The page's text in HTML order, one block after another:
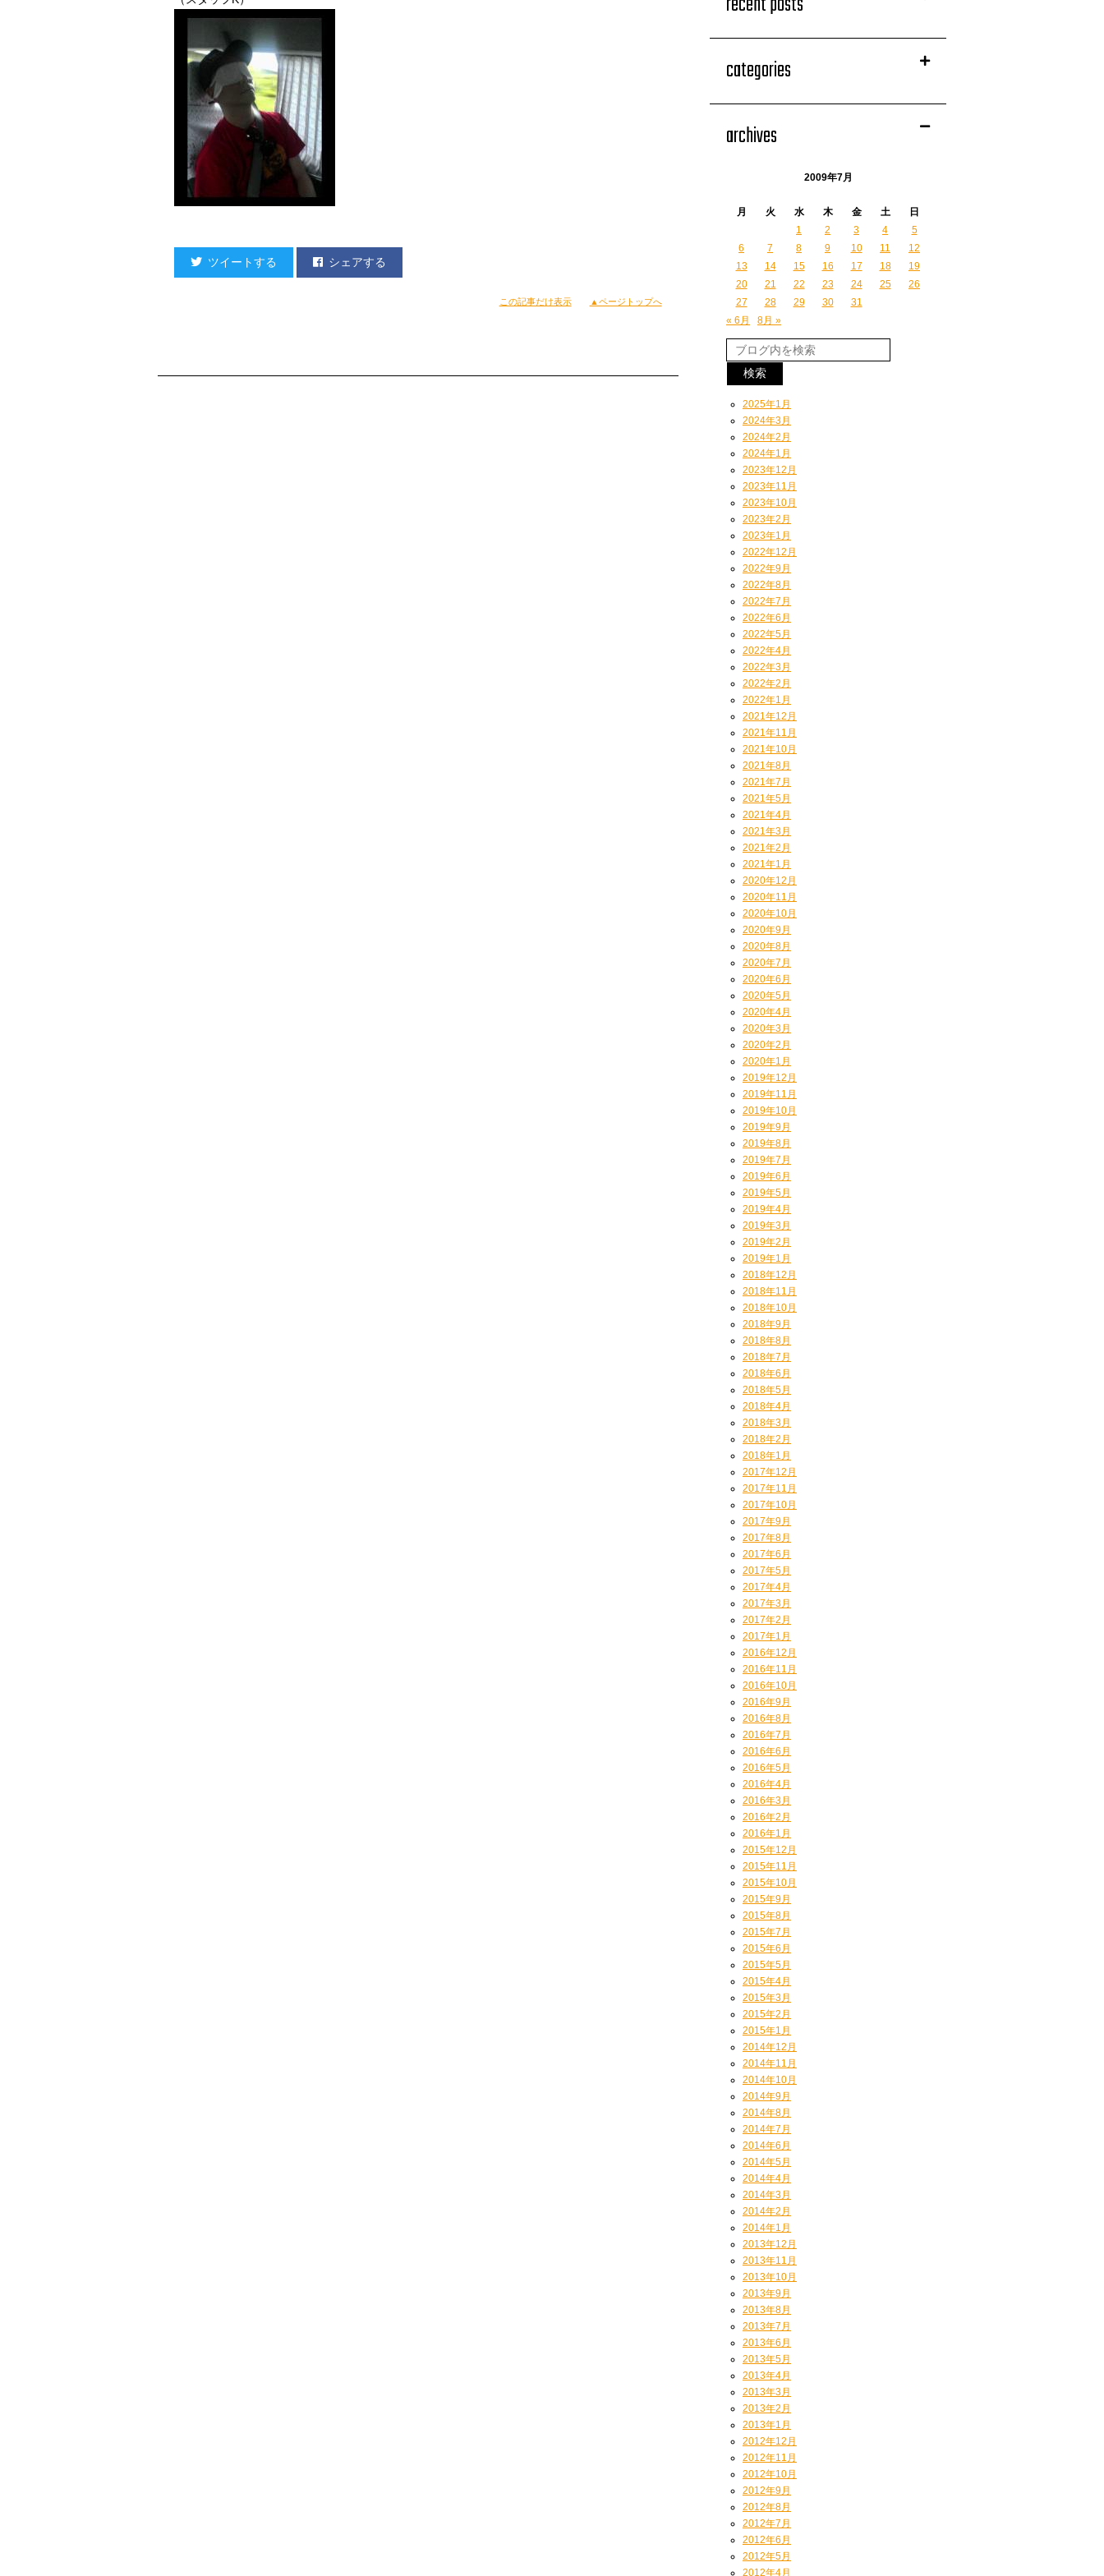
ツイートする シェアする
この記事だけ表示 ▲ページトップへ
categories
archives
2009年7月
月 火 水 木 金 土
日
1
2 3 4
5
6
7 8 9 10 11
12
13
14 15 16 17 18
19
20
21 22 23 24 25
26
27
28 29 30
31
« 6月
8月 »
2025年1月
2024年3月
2024年2月
2024年1月
2023年12月
2023年11月
2023年10月
2023年2月
2023年1月
2022年12月
2022年9月
2022年8月
2022年7月
2022年6月
2022年5月
2022年4月
2022年3月
2022年2月
2022年1月
2021年12月
2021年11月
2021年10月
2021年8月
2021年7月
2021年5月
2021年4月
2021年3月
2021年2月
2021年1月
2020年12月
2020年11月
2020年10月
2020年9月
2020年8月
2020年7月
2020年6月
2020年5月
2020年4月
2020年3月
2020年2月
2020年1月
2019年12月
2019年11月
2019年10月
2019年9月
2019年8月
2019年7月
2019年6月
2019年5月
2019年4月
2019年3月
2019年2月
2019年1月
2018年12月
2018年11月
2018年10月
2018年9月
2018年8月
2018年7月
2018年6月
2018年5月
2018年4月
2018年3月
2018年2月
2018年1月
2017年12月
2017年11月
2017年10月
2017年9月
2017年8月
2017年6月
2017年5月
2017年4月
2017年3月
2017年2月
2017年1月
2016年12月
2016年11月
2016年10月
2016年9月
2016年8月
2016年7月
2016年6月
2016年5月
2016年4月
2016年3月
2016年2月
2016年1月
2015年12月
2015年11月
2015年10月
2015年9月
2015年8月
2015年7月
2015年6月
2015年5月
2015年4月
2015年3月
2015年2月
2015年1月
2014年12月
2014年11月
2014年10月
2014年9月
2014年8月
2014年7月
2014年6月
2014年5月
2014年4月
2014年3月
2014年2月
2014年1月
2013年12月
2013年11月
2013年10月
2013年9月
2013年8月
2013年7月
2013年6月
2013年5月
2013年4月
2013年3月
2013年2月
2013年1月
2012年12月
2012年11月
2012年10月
2012年9月
2012年8月
2012年7月
2012年6月
2012年5月
2012年4月